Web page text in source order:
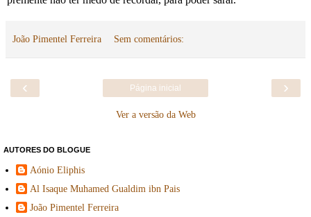
João Pimentel Ferreira Sem comentários:
‹ ›
Página inicial
Ver a versão da Web
AUTORES DO BLOGUE
Aónio Eliphis
Al Isaque Muhamed Gualdim ibn Pais
João Pimentel Ferreira